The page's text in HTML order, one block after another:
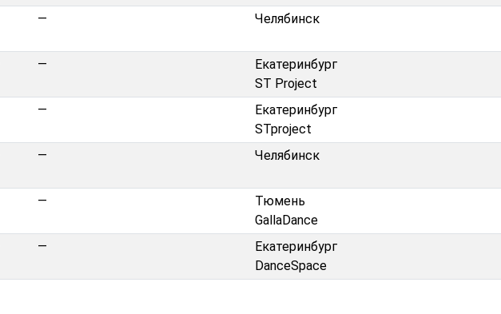
— Челябинск
—
Екатеринбург
ST Project
—
Екатеринбург
STproject
— Челябинск
—
Тюмень
GallaDance
—
Екатеринбург
DanceSpace